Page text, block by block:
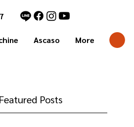
Ascaso More
Featured Posts